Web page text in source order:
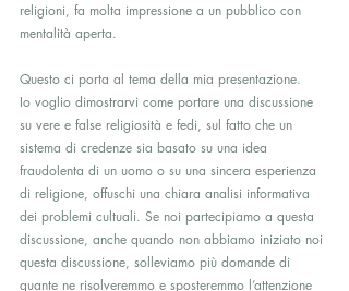
religioni, fa molta impressione a un pubblico con
mentalità aperta.
Questo ci porta al tema della mia presentazione.
Io voglio dimostrarvi come portare una discussione
su vere e false religiosità e fedi, sul fatto che un
sistema di credenze sia basato su una idea
fraudolenta di un uomo o su una sincera esperienza
di religione, offuschi una chiara analisi informativa
dei problemi cultuali. Se noi partecipiamo a questa
discussione, anche quando non abbiamo iniziato noi
questa discussione, solleviamo più domande di
quante ne risolveremmo e sposteremmo l’attenzione